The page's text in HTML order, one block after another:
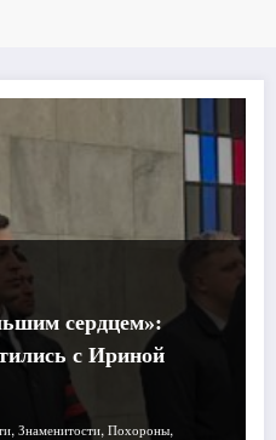
сердцем»:
с Ириной
, Знаменитости, Похороны,